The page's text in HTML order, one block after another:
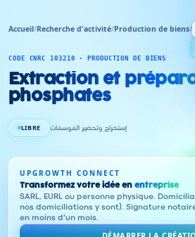
Accueil/Recherche d'activité/Production de biens/
CODE CNRC 103210 · PRODUCTION DE BIENS
Extraction et
phosphates
LIBRE إستخراج وتحضير الفوسفات
UPGROWTH CONNECT
Transformez votre idée en entreprise
SARL, EURL ou personne physique.
nos domiciliations y sont). Signature
en moins d'un mois.